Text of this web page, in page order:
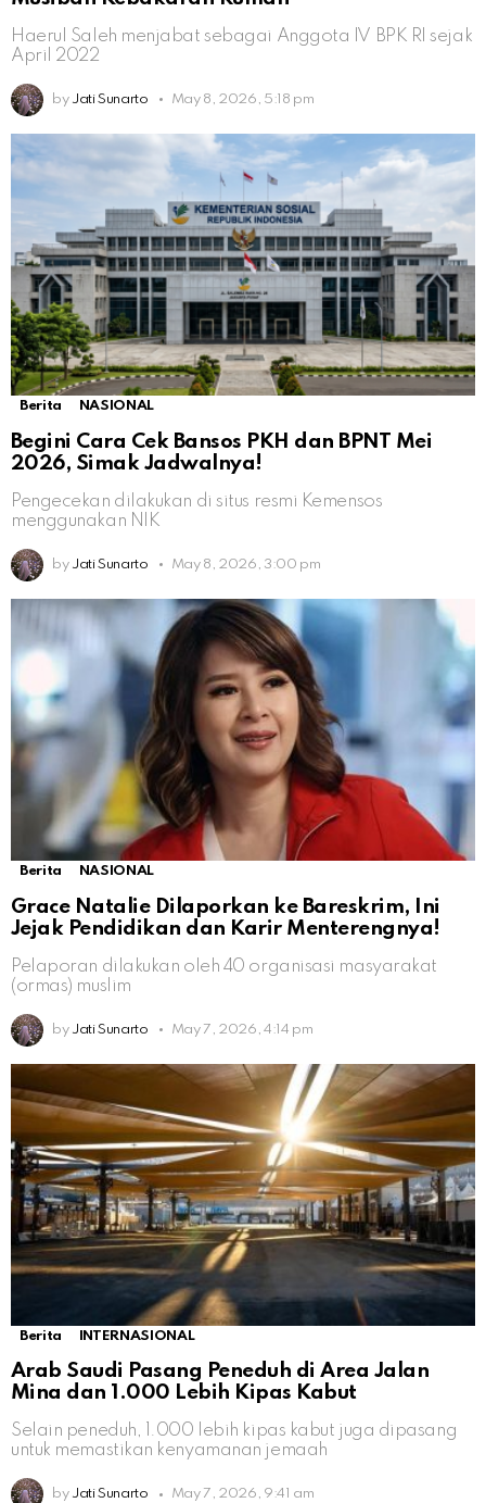
Haerul Saleh menjabat sebagai Anggota IV BPK RI sejak
April 2022
by Jati Sunarto May 8, 2026, 5:18 pm
Berita NASIONAL
Begini Cara Cek Bansos PKH dan BPNT Mei
2026, Simak Jadwalnya!
Pengecekan dilakukan di situs resmi Kemensos
menggunakan NIK
by Jati Sunarto May 8, 2026, 3:00 pm
Berita NASIONAL
Grace Natalie Dilaporkan ke Bareskrim, Ini
Jejak Pendidikan dan Karir Menterengnya!
Pelaporan dilakukan oleh 40 organisasi masyarakat
(ormas) muslim
by Jati Sunarto May 7, 2026, 4:14 pm
Berita INTERNASIONAL
Arab Saudi Pasang Peneduh di Area Jalan
Mina dan 1.000 Lebih Kipas Kabut
Selain peneduh, 1.000 lebih kipas kabut juga dipasang
untuk memastikan kenyamanan jemaah
by Jati Sunarto May 7, 2026, 9:41 am